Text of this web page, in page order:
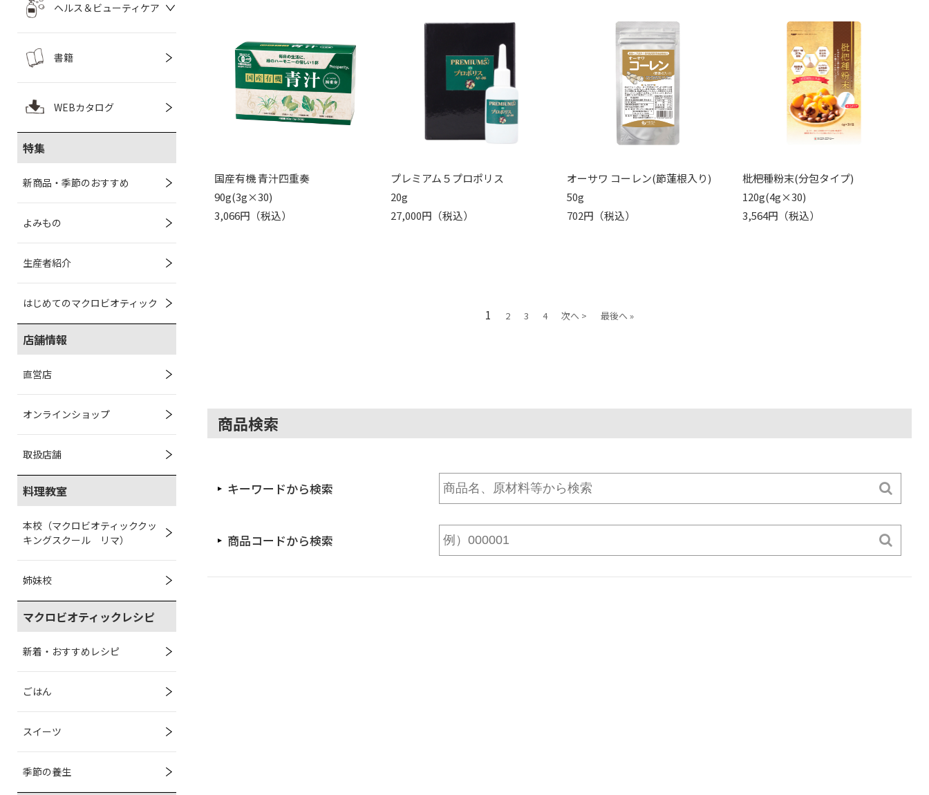
ヘルス＆ビューティケア
書籍
WEBカタログ
特集
新商品・季節のおすすめ
よみもの
生産者紹介
はじめてのマクロビオティック
店舗情報
直営店
オンラインショップ
取扱店舗
料理教室
本校（マクロビオティッククッ
キングスクール リマ）
姉妹校
マクロビオティックレシピ
新着・おすすめレシピ
ごはん
スイーツ
季節の養生
国産有機 青汁四重奏
90g(3g×30)
3,066円（税込）
プレミアム５プロポリス
20g
27,000円（税込）
オーサワ コーレン(節蓮根入り)
50g
702円（税込）
枇杷種粉末(分包タイプ)
120g(4g×30)
3,564円（税込）
1 2 3 4 次へ > 最後へ »
商品検索
キーワードから検索
商品コードから検索